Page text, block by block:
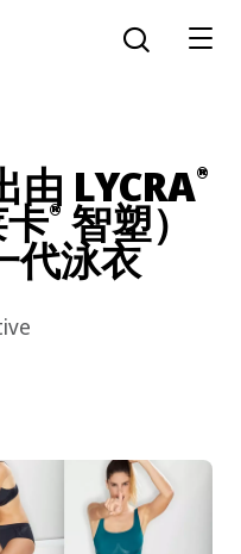
术
打开搜索
由 LYCRA®
卡® 智塑）
代泳衣